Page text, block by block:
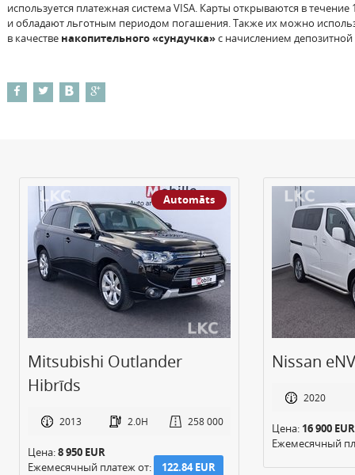
используется платежная система VISA. Карты открываются в течение
и обладают льготным периодом погашения. Также их можно
в качестве накопительного «сундучка»с начислением депозитной
Automāts
Mitsubishi Outlander
Hibrīds
2013 2.0H 258 000
Цена:8 950 EUR
Ежемесячный платеж от:
122.84 EUR
Nissan
2020
Цена: 16 900 EUR
Ежемесячный